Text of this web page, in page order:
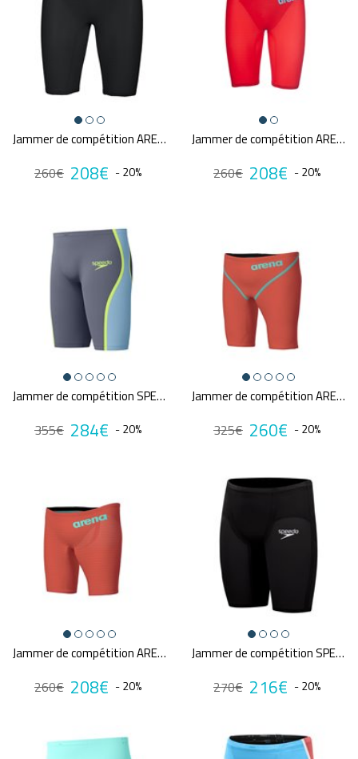
Jammer de compétition ARENA CARBON AIR²
260€ 208€ - 20%
Jammer de compétition ARENA CARBON AIR²
260€ 208€ - 20%
Jammer de compétition SPEEDO FS LZR PURE INTENT 2.0 GRE/BLU
355€ 284€ - 20%
Jammer de compétition ARENA POWERSKIN CARBON GLIDE SUNSET CORAL
325€ 260€ - 20%
Jammer de compétition ARENA POWERSKIN CARBON AIR2 SUNSET CORAL
260€ 208€ - 20%
Jammer de compétition SPEEDO FS LZR PURE VALOR 2.0
270€ 216€ - 20%